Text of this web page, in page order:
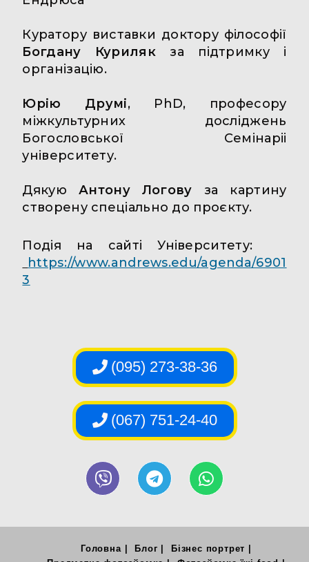
Куратору виставки доктору філософії
Богдану Курилякза підтримку і
організацію.
Юрію Друмі, PhD, професору
міжкультурних досліджень
Богословської Семінаріі
університету.
Дякую Антону Логову за картину
створену спеціально до проєкту.
Подія на сайті Університету:
https://www.andrews.edu/agenda/6901
3
(095) 273-38-36
(067) 751-24-40
Головна Блог
Бізнес портрет